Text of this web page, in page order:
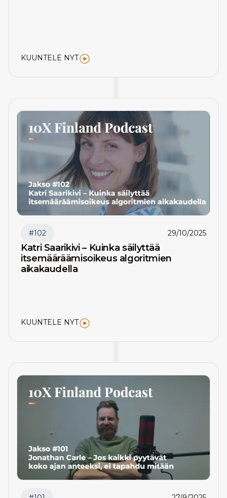
KUUNTELE NYT
#102 29/10/2025
Katri Saarikivi – Kuinka säilyttää
itsemääräämisoikeus algoritmien
aikakaudella
KUUNTELE NYT